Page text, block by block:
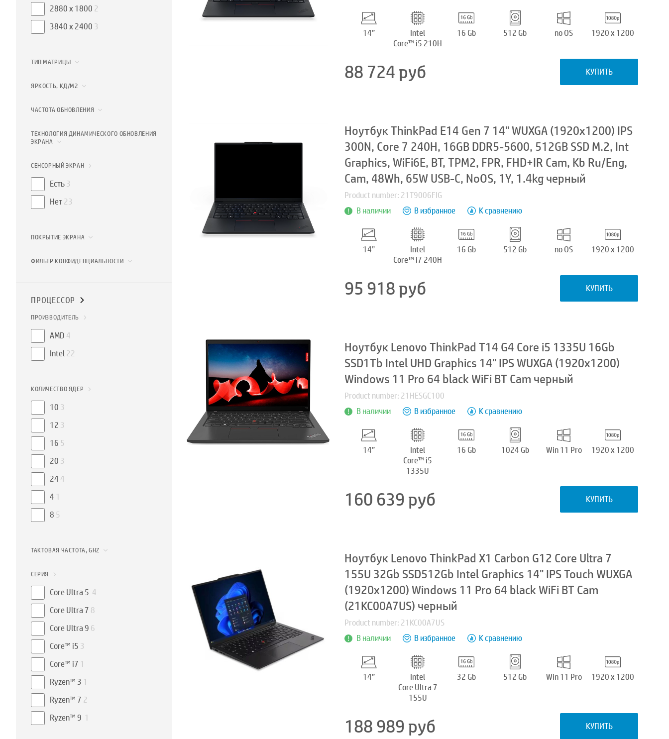
2880 x 1800 2
3840 x 2400 3
ТИП МАТРИЦЫ
ЯРКОСТЬ, КД/М2
ЧАСТОТА ОБНОВЛЕНИЯ
ТЕХНОЛОГИЯ ДИНАМИЧЕСКОГО ОБНОВЛЕНИЯ
ЭКРАНА
СЕНСОРНЫЙ ЭКРАН
Есть3
Нет23
ПОКРЫТИЕ ЭКРАНА
ФИЛЬТР КОНФИДЕНЦИАЛЬНОСТИ
ПРОЦЕССОР
ПРОИЗВОДИТЕЛЬ
AMD 4
Intel22
КОЛИЧЕСТВО ЯДЕР
10 3
12 3
16 5
20 3
24 4
4 1
8 5
ТАКТОВАЯ ЧАСТОТА, GHZ
СЕРИЯ
Core Ultra 5 4
Core Ultra 7 8
Core Ultra 9 6
Core™ i5 3
Core™ i7 1
Ryzen™ 3 1
Ryzen™ 7 2
Ryzen™ 9 1
14”
Intel
Core™ i5 210H
16 Gb 512 Gb no OS 1920 x 1200
88 724руб КУПИТЬ
Ноутбук ThinkPad E14 Gen 7 14" WUXGA (1920x1200) IPS
300N, Core 7 240H, 16GB DDR5-5600, 512GB SSD M.2, Int
Graphics, WiFi6E, BT, TPM2, FPR, FHD+IR Cam, Kb Ru/Eng,
Cam, 48Wh, 65W USB-C, NoOS, 1Y, 1.4kg черный
Product number: 21T9006FIG
В наличии
В избранное К сравнению
14”
Intel
Core™ i7 240H
16 Gb 512 Gb no OS 1920 x 1200
95 918руб КУПИТЬ
Ноутбук Lenovo ThinkPad T14 G4 Core i5 1335U 16Gb
SSD1Tb Intel UHD Graphics 14" IPS WUXGA (1920x1200)
Windows 11 Pro 64 black WiFi BT Cam черный
Product number: 21HESGC100
В наличии
В избранное К сравнению
14”
Intel
Core™ i5
1335U
16 Gb 1024 Gb Win 11 Pro 1920 x 1200
160 639руб КУПИТЬ
Ноутбук Lenovo ThinkPad X1 Carbon G12 Core Ultra 7
155U 32Gb SSD512Gb Intel Graphics 14" IPS Touch WUXGA
(1920x1200) Windows 11 Pro 64 black WiFi BT Cam
(21KC00A7US) черный
Product number: 21KC00A7US
В наличии
В избранное К сравнению
14”
Intel
Core Ultra 7
155U
32 Gb 512 Gb Win 11 Pro 1920 x 1200
188 989руб КУПИТЬ